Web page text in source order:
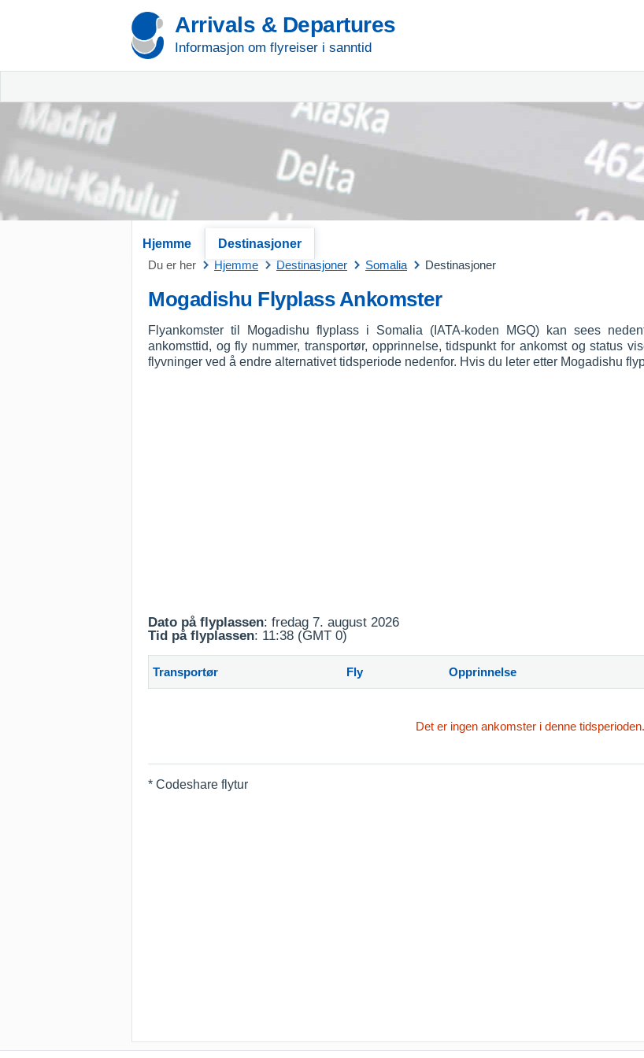
Arrivals & Departures
Informasjon om flyreiser i sanntid
Hjemme
Destinasjoner
Du er her
Hjemme Destinasjoner Somalia Destinasjoner
Mogadishu Flyplass Ankomster
Flyankomster til Mogadishu flyplass i Somalia (IATA-koden MGQ) kan sees
ankomsttid, og fly nummer, transportør, opprinnelse, tidspunkt for ankomst og status
flyvninger ved å endre alternativet tidsperiode nedenfor. Hvis du leter etter Mogadishu
Dato på flyplassen: fredag 7. august 2026
Tid på flyplassen: 11:38 (GMT 0)
Transportør Fly Opprinnelse
Det er ingen ankomster i denne tidsperioden.
* Codeshare flytur